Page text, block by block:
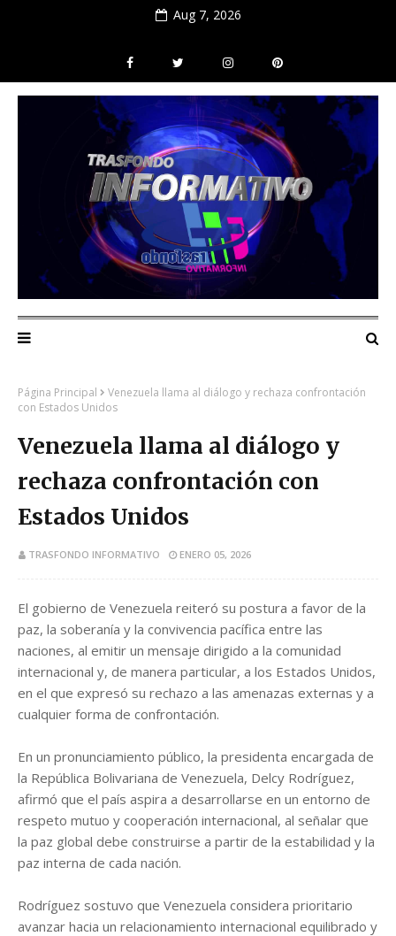
Aug 7, 2026
Página Principal
Venezuela llama al diálogo y rechaza confrontación
con Estados Unidos
Venezuela llama al diálogo y
rechaza confrontación con
Estados Unidos
TRASFONDO INFORMATIVO ENERO 05, 2026
El gobierno de Venezuela reiteró su postura a favor de la
paz, la soberanía y la convivencia pacífica entre las
naciones, al emitir un mensaje dirigido a la comunidad
internacional y, de manera particular, a los Estados Unidos,
en el que expresó su rechazo a las amenazas externas y a
cualquier forma de confrontación.
En un pronunciamiento público, la presidenta encargada de
la República Bolivariana de Venezuela, Delcy Rodríguez,
afirmó que el país aspira a desarrollarse en un entorno de
respeto mutuo y cooperación internacional, al señalar que
la paz global debe construirse a partir de la estabilidad y la
paz interna de cada nación.
Rodríguez sostuvo que Venezuela considera prioritario
avanzar hacia un relacionamiento internacional equilibrado y